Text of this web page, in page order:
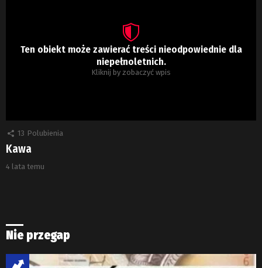
Ten obiekt może zawierać treści nieodpowiednie dla
niepełnoletnich.
Kliknij by zobaczyć wpis
13 Polubienia
Kawa
4 lata temu
Nie przegap